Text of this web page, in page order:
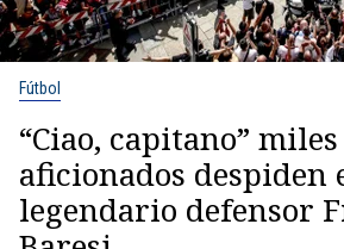
Fútbol
“Ciao, capitano”
aficionados despiden
legendario defensor